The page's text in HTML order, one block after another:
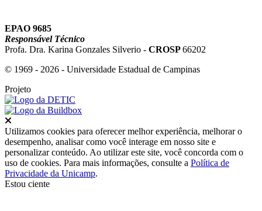
EPAO 9685
Responsável Técnico
Profa. Dra. Karina Gonzales Silverio - CROSP66202
© 1969 - 2026 - Universidade Estadual de Campinas
Projeto
Utilizamos cookies para oferecer melhor experiência, melhorar o
desempenho, analisar como você interage em nosso site e
personalizar conteúdo. Ao utilizar este site, você concorda com o
uso de cookies. Para mais informações, consulte a Política de
Privacidade da Unicamp.
Estou ciente